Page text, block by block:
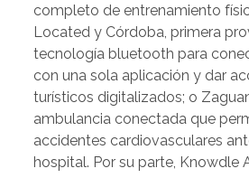
completo de entrenamiento
Located y Córdoba, primera
tecnología bluetooth para
con una sola aplicación y dar
turísticos digitalizados; o
ambulancia conectada que
accidentes cardiovasculares
hospital. Por su parte, Knowdle